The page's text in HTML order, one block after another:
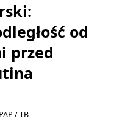
od
przed
/ TB